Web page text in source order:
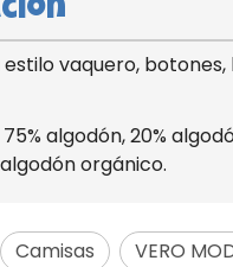
vaquero, botones,
algodón, 20%
orgánico.
Camisas VERO